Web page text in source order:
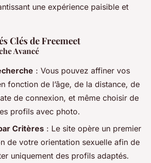
une expérience paisible et
Clés de Freemeet
Avancé
: Vous pouvez affiner vos
fonction de l’âge, de la distance, de
de connexion, et même choisir de
profils avec photo.
Critères : Le site opère un premier
de votre orientation sexuelle afin de
uniquement des profils adaptés.